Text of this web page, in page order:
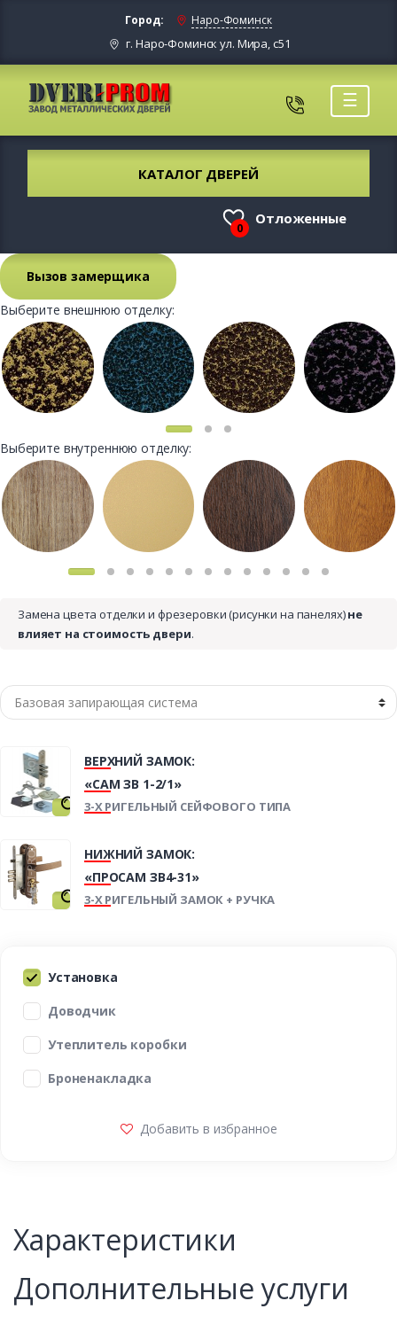
Город: Наро-Фоминск
г. Наро-Фоминск ул. Мира, с51
☰
КАТАЛОГ ДВЕРЕЙ
0
Отложенные
Вызов замерщика
Выберите внешнюю отделку:
Выберите внутреннюю отделку:
Замена цвета отделки и фрезеровки (рисунки на панелях)не
влияет на стоимость двери.
ВЕРХНИЙ ЗАМОК:
«САМ ЗВ 1-2/1»
3-Х РИГЕЛЬНЫЙ СЕЙФОВОГО ТИПА
НИЖНИЙ ЗАМОК:
«ПРОСАМ ЗВ4-31»
3-Х РИГЕЛЬНЫЙ ЗАМОК + РУЧКА
Установка
Доводчик
Утеплитель коробки
Броненакладка
Добавить в избранное
Характеристики
Дополнительные услуги